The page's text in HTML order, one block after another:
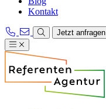
Kontakt
Jetzt anfragen